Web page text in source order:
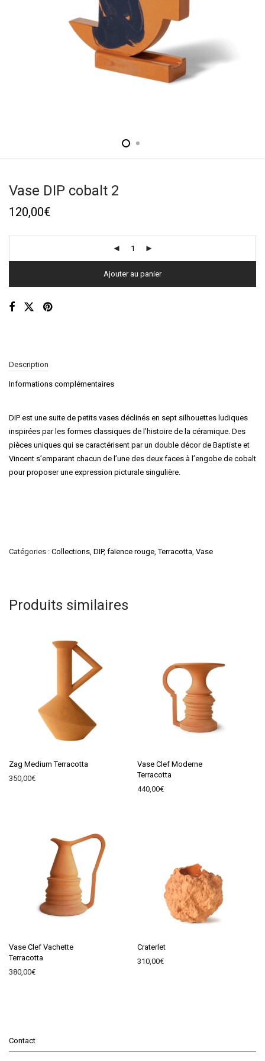
Vase DIP cobalt 2
120,00€
Ajouter au panier
Description
Informations complémentaires
DIP est une suite de petits vases déclinés en sept silhouettes ludiques
inspirées par les formes classiques de l’histoire de la céramique. Des
pièces uniques qui se caractérisent par un double décor de Baptiste et
Vincent s’emparant chacun de l’une des deux faces à l’engobe de cobalt
pour proposer une expression picturale singulière.
Catégories : Collections DIP, faïence rouge ,Terracotta Vase
Produits similaires
Zag Medium Terracotta
350,00€
Vase Clef Moderne
Terracotta
440,00€
Vase Clef Vachette
Terracotta
380,00€
Craterlet
310,00€
Contact